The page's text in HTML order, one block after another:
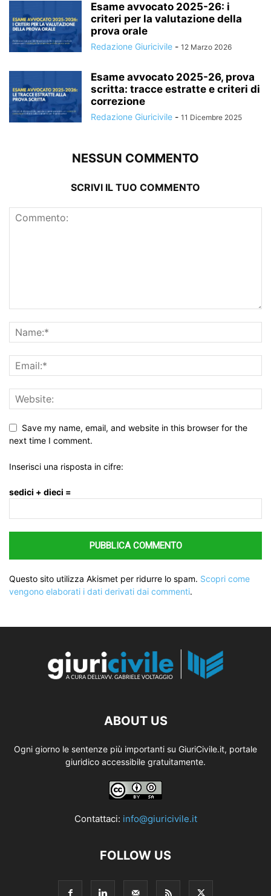
Esame avvocato 2025-26: i
criteri per la valutazione della
prova orale
Redazione Giuricivile - 12 Marzo 2026
Esame avvocato 2025-26, prova
scritta: tracce estratte e criteri di
correzione
Redazione Giuricivile - 11 Dicembre 2025
NESSUN COMMENTO
SCRIVI IL TUO COMMENTO
Save my name, email, and website in this browser for the
next time I comment.
Inserisci una risposta in cifre:
sedici + dieci =
Questo sito utilizza Akismet per ridurre lo spam. Scopri come
vengono elaborati i dati derivati dai commenti.
ABOUT US
Ogni giorno le sentenze più importanti su GiuriCivile.it, portale
giuridico accessibile gratuitamente.
Contattaci: info@giuricivile.it
FOLLOW US